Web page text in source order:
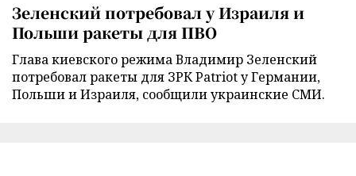
Зеленский потребовал у Израиля и
Польши ракеты для ПВО
Глава киевского режима Владимир Зеленский
потребовал ракеты для ЗРК Patriot у Германии,
Польши и Израиля, сообщили украинские СМИ.